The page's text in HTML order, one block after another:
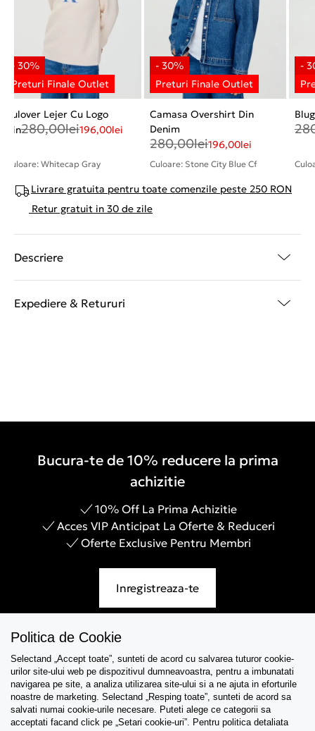
Pulover Lejer Cu Logo
Din280,00lei196,00lei
Culoare: Whitecap Gray
Camasa Overshirt Din
Denim
280,00lei196,00lei
Culoare: Stone City Blue Cf
Livrare gratuita pentru toate comenzile peste 250 RON
Retur gratuit in 30 de zile
Descriere
Expediere & Retururi
Bucura-te de 10% reducere la prima
achizitie
10% Off La Prima Achizitie
Acces VIP Anticipat La Oferte & Reduceri
Oferte Exclusive Pentru Membri
Inregistreaza-te
Asistenta
Colectii
Politica de Cookie
Selectand „Accept toate”, sunteti de acord cu salvarea tuturor cookie-
urilor site-ului web pe dispozitivul dumneavoastra, pentru a imbunatati
navigarea pe site, a analiza utilizarea site-ului si a ne ajuta in eforturile
noastre de marketing. Selectand „Resping toate”, sunteti de acord sa
salvati numai cookie-urile necesare. Puteti alege ce categorii sa
acceptati facand click pe „Setari cookie-uri”. Pentru politica detaliata